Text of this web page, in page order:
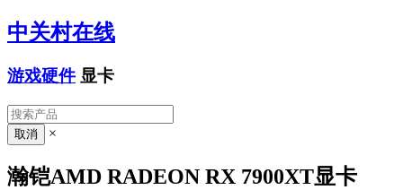
中关村在线
游戏硬件 显卡
×
瀚铠AMD RADEON RX 7900XT显卡